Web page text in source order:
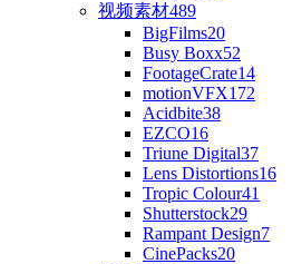
视频素材489
BigFilms20
Busy Boxx52
FootageCrate14
motionVFX172
Acidbite38
EZCO16
Triune Digital37
Lens Distortions16
Tropic Colour41
Shutterstock29
Rampant Design7
CinePacks20